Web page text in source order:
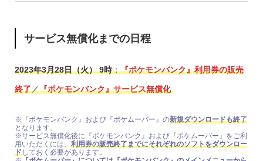
サービス無償化までの日程
2023年3月28日（火） 9時：『ポケモンバンク』利用券の販売
終了／『ポケモンバンク』サービス無償化
※『ポケモンバンク』および『ポケムーバー』の新規ダウンロードも終了
となります。
※サービス無償化後に『ポケモンバンク』および『ポケムーバー』をご利
用いただくには、 利用券の販売終了までにそれぞれのソフトをダウンロー
ドしておく必要があります。